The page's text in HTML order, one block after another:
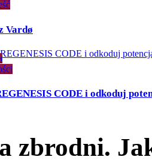
Vardø
CODE i odkoduj
zbrodni.